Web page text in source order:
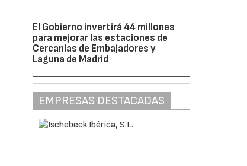
El Gobierno invertirá 44 millones
para mejorar las estaciones de
Cercanías de Embajadores y
Laguna de Madrid
EMPRESAS DESTACADAS